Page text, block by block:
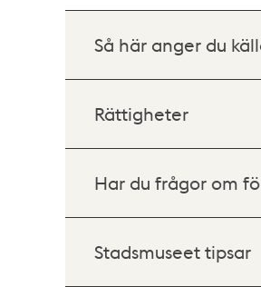
Så här anger du
Rättigheter
Har du frågor om
Stadsmuseet tipsar